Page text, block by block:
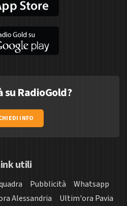
RadioGold?
INFO
utili
Pubblicità
Whatsapp
Alessandria
Ultim'ora Pavia